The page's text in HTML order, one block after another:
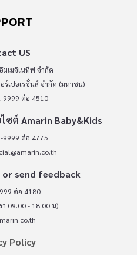
US
มเมจิเนทีฟ จำกัด
ร์เปอเรชั่นส์ จำกัด (มหาชน)
9999 ต่อ 4510
ต์ Amarin Baby&Kids
9999 ต่อ 4775
send feedback
ต่อ 4180
า 09.00 - 18.00 น)
Policy